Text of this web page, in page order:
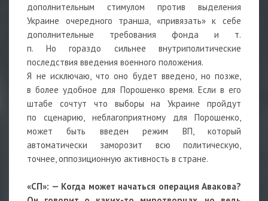
дополнительным стимулом против выделения
Украине очередного транша, «привязать» к себе
дополнительные требования фонда и т.
п. Но гораздо сильнее внутриполитические
последствия введения военного положения.
Я не исключаю, что оно будет введено, но позже,
в более удобное для Порошенко время. Если в его
штабе сочтут что выборы на Украине пройдут
по сценарию, неблагоприятному для Порошенко,
может быть введен режим ВП, который
автоматически заморозит всю политическую,
точнее, оппозиционную активность в стране.
«СП»: — Когда может начаться операция Авакова?